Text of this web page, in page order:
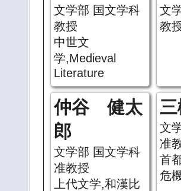
文学部 国文学科
教授
中世文
学,Medieval
Literature
文
教
仲谷 健太
郎
文学部 国文学科
准教授
上代文学,和漢比
文
准
首
危